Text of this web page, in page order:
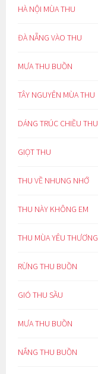
HÀ NỘI MÙA THU
ĐÀ NẴNG VÀO THU
MƯA THU BUỒN
TÂY NGUYÊN MÙA THU
DÁNG TRÚC CHIỀU THU
GIỌT THU
THU VỀ NHUNG NHỚ
THU NÀY KHÔNG EM
THU MÙA YÊU THƯƠNG
RỪNG THU BUỒN
GIÓ THU SẦU
MƯA THU BUỒN
NẮNG THU BUỒN